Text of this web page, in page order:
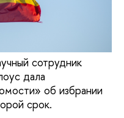
сотрудник
дала
об избрании
срок.